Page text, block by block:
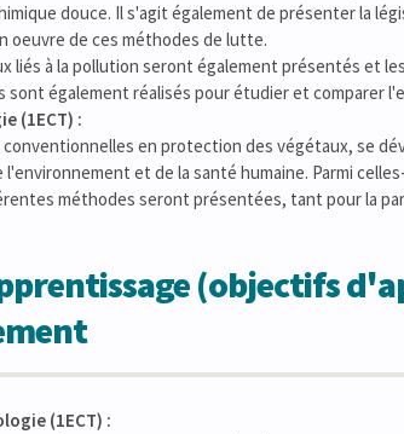
douce. Il s'agit également de présenter la
oeuvre de ces méthodes de lutte.
liés à la pollution seront également présentés et
sont également réalisés pour étudier et comparer
(1ECT) :
en protection des végétaux, se
et de la santé humaine. Parmi
méthodes seront présentées, tant pour la
(objectifs
(1ECT) :